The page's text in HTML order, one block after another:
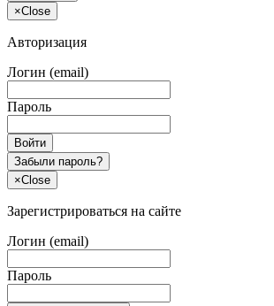
×Close
Авторизация
Логин (email)
Пароль
Войти
Забыли пароль?
×Close
Зарегистрироваться на сайте
Логин (email)
Пароль